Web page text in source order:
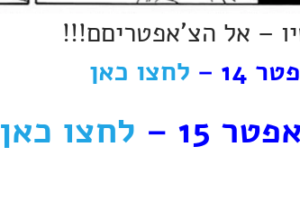
– אל הצ’אפטריםם!!!
14 –
לחצו כאן
15 – לחצו כאן